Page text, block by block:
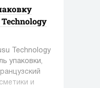
Technology
упаковки,
и